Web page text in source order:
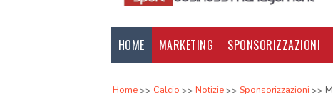
HOME MARKETING SPONSORIZZAZIONI
Home Calcio Notizie Sponsorizzazioni